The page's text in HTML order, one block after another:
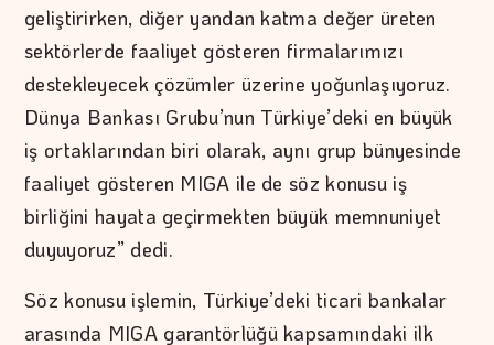
geliştirirken, diğer yandan katma değer üreten
sektörlerde faaliyet gösteren firmalarımızı
destekleyecek çözümler üzerine yoğunlaşıyoruz.
Dünya Bankası Grubu’nun Türkiye’deki en büyük
iş ortaklarından biri olarak, aynı grup bünyesinde
faaliyet gösteren MIGA ile de söz konusu iş
birliğini hayata geçirmekten büyük memnuniyet
duyuyoruz” dedi.
Söz konusu işlemin, Türkiye’deki ticari bankalar
arasında MIGA garantörlüğü kapsamındaki ilk